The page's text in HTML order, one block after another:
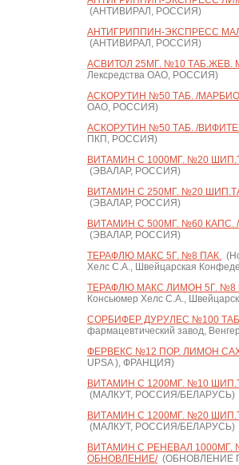
(АНТИВИРАЛ, РОССИЯ)
АНТИГРИППИН-ЭКСПРЕСС
(АНТИВИРАЛ, РОССИЯ)
АСВИТОЛ 25МГ. №10 ТАБ.ЖЕВ.
Лексредства ОАО, РОССИЯ)
АСКОРУТИН №50 ТАБ. /
ОАО, РОССИЯ)
АСКОРУТИН №50 ТАБ. /
ПКП, РОССИЯ)
ВИТАМИН С 1000МГ. №20
(ЭВАЛАР, РОССИЯ)
ВИТАМИН С 250МГ. №20
(ЭВАЛАР, РОССИЯ)
ВИТАМИН С 500МГ. №60 КАПС.
(ЭВАЛАР, РОССИЯ)
ТЕРАФЛЮ МАКС 5Г. №8 ПАК.
Хелс С.А., Швейцарская
ТЕРАФЛЮ МАКС ЛИМОН 5Г. №8
Консьюмер Хелс С.А.,
СОРБИФЕР ДУРУЛЕС №100
фармацевтический завод,
ФЕРВЕКС №12 ПОР. ЛИМОН
UPSA ), ФРАНЦИЯ)
ВИТАМИН С 1200МГ. №10
(МАЛКУТ, РОССИЯ/БЕЛАРУСЬ)
ВИТАМИН С 1200МГ. №20
(МАЛКУТ, РОССИЯ/БЕЛАРУСЬ)
ВИТАМИН С РЕНЕВАЛ 1000МГ.
ОБНОВЛЕНИЕ/(ОБНОВЛЕНИЕ